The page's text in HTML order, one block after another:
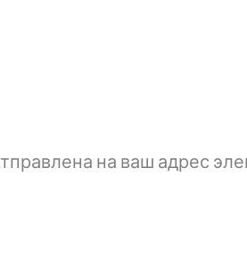
​​на ваш адрес